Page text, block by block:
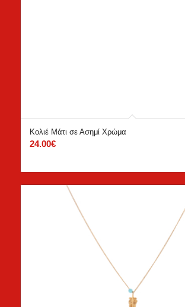
Κολιέ Μάτι σε Ασημί Χρώμα
24.00€